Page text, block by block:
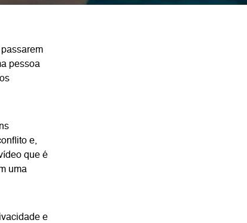
pessoa
e,
que é
uma
e